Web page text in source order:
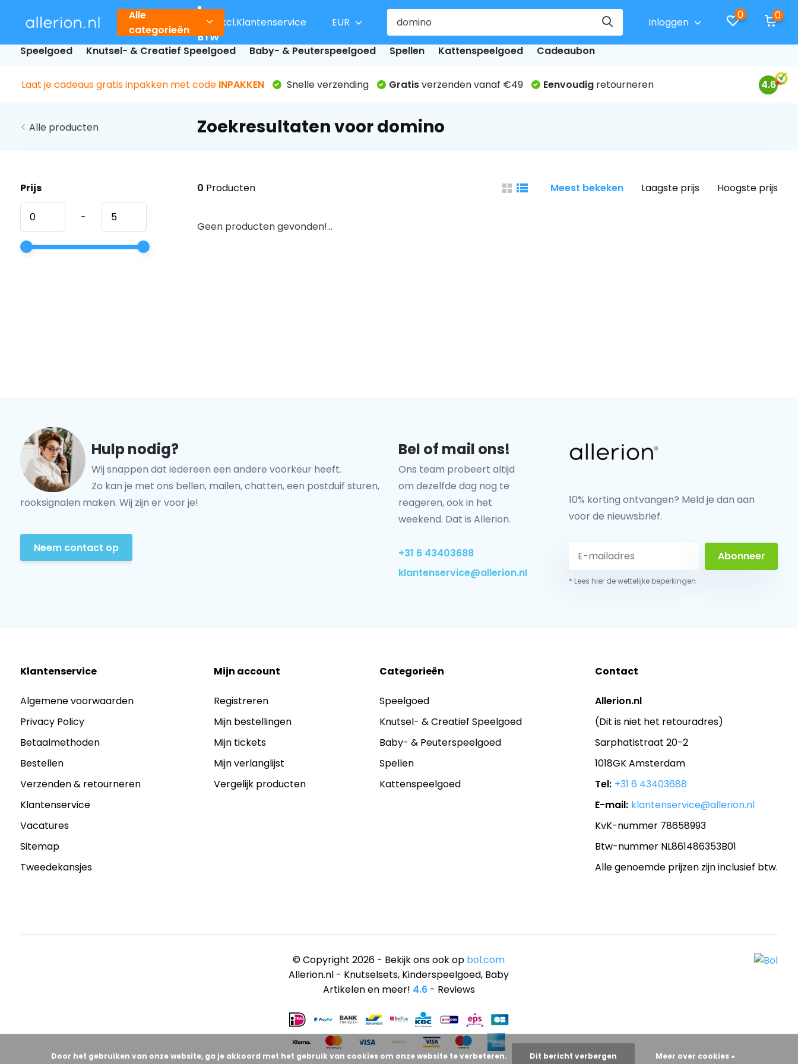
Alle
categorieën
Incl.
Excl.
BTW
Klantenservice EUR Inloggen
0 0
Speelgoed Knutsel- & Creatief Speelgoed Baby- & Peuterspeelgoed Spellen Kattenspeelgoed Cadeaubon
Laat je cadeaus gratis inpakken met code INPAKKEN Snelle verzending Gratisverzenden vanaf €49 Eenvoudigretourneren 4.6
Alle producten Zoekresultaten voor domino
Prijs
-
0 Producten Meest bekeken Laagste prijs Hoogste prijs
Geen producten gevonden!...
Hulp nodig?
Wij snappen dat iedereen een andere voorkeur heeft.
Zo kan je met ons bellen, mailen, chatten, een postduif sturen,
rooksignalen maken. Wij zijn er voor je!
Neem contact op
Bel of mail ons!
Ons team probeert altijd
om dezelfde dag nog te
reageren, ook in het
weekend. Dat is Allerion.
+31 6 43403688
klantenservice@allerion.nl
10% korting ontvangen? Meld je dan aan
voor de nieuwsbrief.
Abonneer
* Lees hier de wettelijke beperkingen
Klantenservice
Algemene voorwaarden
Privacy Policy
Betaalmethoden
Bestellen
Verzenden & retourneren
Klantenservice
Vacatures
Sitemap
Tweedekansjes
Mijn account
Registreren
Mijn bestellingen
Mijn tickets
Mijn verlanglijst
Vergelijk producten
Categorieën
Speelgoed
Knutsel- & Creatief Speelgoed
Baby- & Peuterspeelgoed
Spellen
Kattenspeelgoed
Contact
Allerion.nl
(Dit is niet het retouradres)
Sarphatistraat 20-2
1018GK Amsterdam
Tel: +31 6 43403688
E-mail: klantenservice@allerion.nl
KvK-nummer 78658993
Btw-nummer NL861486353B01
Alle genoemde prijzen zijn inclusief btw.
© Copyright 2026 - Bekijk ons ook op bol.com
Allerion.nl - Knutselsets, Kinderspeelgoed, Baby
Artikelen en meer! 4.6- Reviews
Door het gebruiken van onze website, ga je akkoord met het gebruik van cookies om onze website te verbeteren. Dit bericht verbergen Meer over cookies »